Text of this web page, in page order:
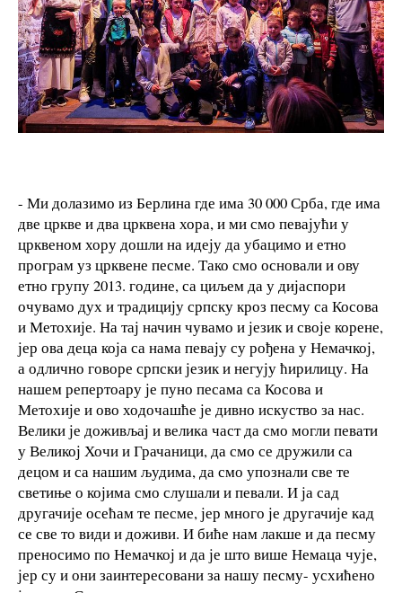
- Ми долазимо из Берлина где има 30 000 Срба, где има
две цркве и два црквена хора, и ми смо певајући у
црквеном хору дошли на идеју да убацимо и етно
програм уз црквене песме. Тако смо основали и ову
етно групу 2013. године, са циљем да у дијаспори
очувамо дух и традицију српску кроз песму са Косова
и Метохије. На тај начин чувамо и језик и своје корене,
јер ова деца која са нама певају су рођена у Немачкој,
а одлично говоре српски језик и негују ћирилицу. На
нашем репертоару је пуно песама са Косова и
Метохије и ово ходочашће је дивно искуство за нас.
Велики је доживљај и велика част да смо могли певати
у Великој Хочи и Грачаници, да смо се дружили са
децом и са нашим људима, да смо упознали све те
светиње о којима смо слушали и певали. И ја сад
другачије осећам те песме, јер много је другачије кад
се све то види и доживи. И биће нам лакше и да песму
преносимо по Немачкој и да је што више Немаца чује,
јер су и они заинтересовани за нашу песму- усхићено